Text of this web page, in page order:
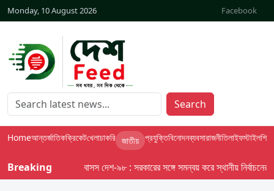
Monday, 10 August 2026 Facebook
Search
Homeআন্তর্জাতিকক্রিকেটখেলাচাকরি জাতীয় প্রযুক্তিবিনোদনব্যবসারাজনীতিলাইফস্টাইলশিক্ষা
Breaking বাসস দেশ-৯৮ : সরকারের সঙ্গে সমন্বয় করে স্থানীয় নির্বাচনের